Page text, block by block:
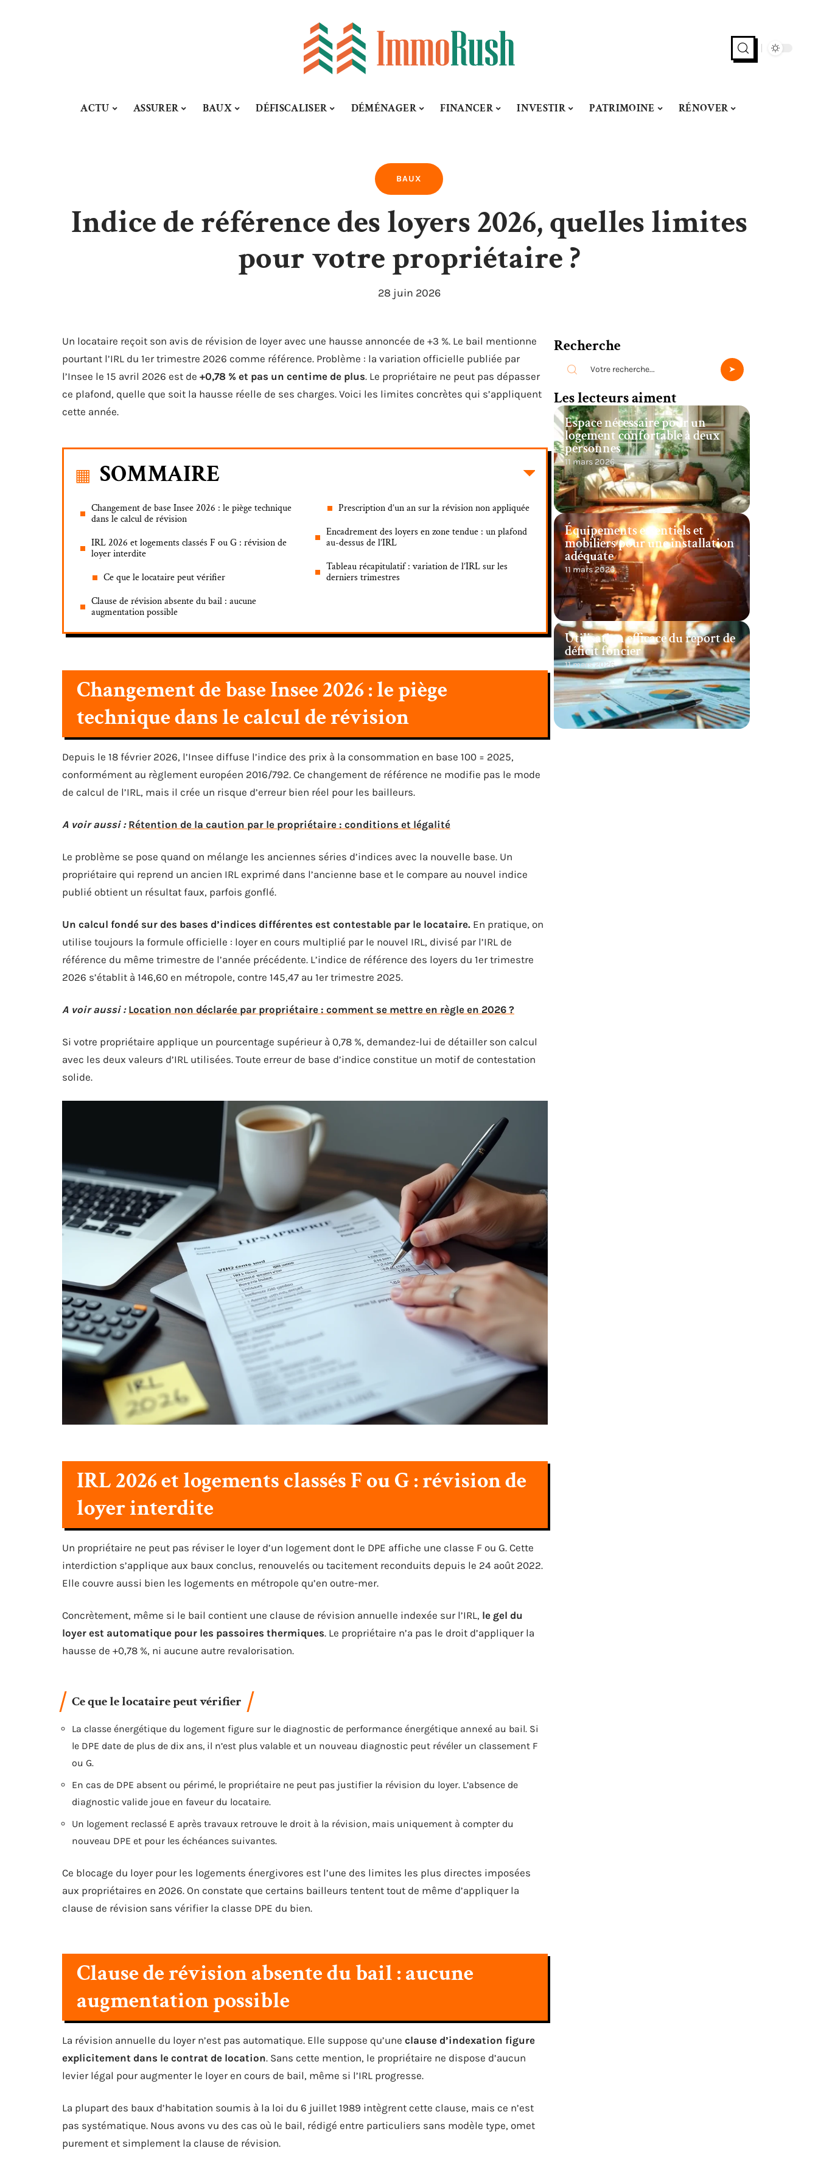
ACTU ASSURER BAUX DÉFISCALISER DÉMÉNAGER FINANCER INVESTIR PATRIMOINE RÉNOVER
BAUX
Indice de référence des loyers 2026, quelles limites
pour votre propriétaire ?
28 juin 2026
Un locataire reçoit son avis de révision de loyer avec une hausse annoncée de +3 %. Le bail mentionne
pourtant l’IRL du 1er trimestre 2026 comme référence. Problème : la variation officielle publiée par
l’Insee le 15 avril 2026 est de +0,78 % et pas un centime de plus. Le propriétaire ne peut pas dépasser
ce plafond, quelle que soit la hausse réelle de ses charges. Voici les limites concrètes qui s’appliquent
cette année.
SOMMAIRE
Changement de base Insee 2026 : le piège technique
dans le calcul de révision
IRL 2026 et logements classés F ou G : révision de
loyer interdite
Ce que le locataire peut vérifier
Clause de révision absente du bail : aucune
augmentation possible
Prescription d’un an sur la révision non appliquée
Encadrement des loyers en zone tendue : un plafond
au-dessus de l’IRL
Tableau récapitulatif : variation de l’IRL sur les
derniers trimestres
Changement de base Insee 2026 : le piège
technique dans le calcul de révision
Depuis le 18 février 2026, l’Insee diffuse l’indice des prix à la consommation en base 100 = 2025,
conformément au règlement européen 2016/792. Ce changement de référence ne modifie pas le mode
de calcul de l’IRL, mais il crée un risque d’erreur bien réel pour les bailleurs.
A voir aussi : Rétention de la caution par le propriétaire : conditions et légalité
Le problème se pose quand on mélange les anciennes séries d’indices avec la nouvelle base. Un
propriétaire qui reprend un ancien IRL exprimé dans l’ancienne base et le compare au nouvel indice
publié obtient un résultat faux, parfois gonflé.
Un calcul fondé sur des bases d’indices différentes est contestable par le locataire. En pratique, on
utilise toujours la formule officielle : loyer en cours multiplié par le nouvel IRL, divisé par l’IRL de
référence du même trimestre de l’année précédente. L’indice de référence des loyers du 1er trimestre
2026 s’établit à 146,60 en métropole, contre 145,47 au 1er trimestre 2025.
A voir aussi : Location non déclarée par propriétaire : comment se mettre en règle en 2026 ?
Si votre propriétaire applique un pourcentage supérieur à 0,78 %, demandez-lui de détailler son calcul
avec les deux valeurs d’IRL utilisées. Toute erreur de base d’indice constitue un motif de contestation
solide.
IRL 2026 et logements classés F ou G : révision de
loyer interdite
Un propriétaire ne peut pas réviser le loyer d’un logement dont le DPE affiche une classe F ou G. Cette
interdiction s’applique aux baux conclus, renouvelés ou tacitement reconduits depuis le 24 août 2022.
Elle couvre aussi bien les logements en métropole qu’en outre-mer.
Concrètement, même si le bail contient une clause de révision annuelle indexée sur l’IRL, le gel du
loyer est automatique pour les passoires thermiques. Le propriétaire n’a pas le droit d’appliquer la
hausse de +0,78 %, ni aucune autre revalorisation.
Ce que le locataire peut vérifier
La classe énergétique du logement figure sur le diagnostic de performance énergétique annexé au bail. Si
le DPE date de plus de dix ans, il n’est plus valable et un nouveau diagnostic peut révéler un classement F
ou G.
En cas de DPE absent ou périmé, le propriétaire ne peut pas justifier la révision du loyer. L’absence de
diagnostic valide joue en faveur du locataire.
Un logement reclassé E après travaux retrouve le droit à la révision, mais uniquement à compter du
nouveau DPE et pour les échéances suivantes.
Ce blocage du loyer pour les logements énergivores est l’une des limites les plus directes imposées
aux propriétaires en 2026. On constate que certains bailleurs tentent tout de même d’appliquer la
clause de révision sans vérifier la classe DPE du bien.
Clause de révision absente du bail : aucune
augmentation possible
La révision annuelle du loyer n’est pas automatique. Elle suppose qu’une clause d’indexation figure
explicitement dans le contrat de location. Sans cette mention, le propriétaire ne dispose d’aucun
levier légal pour augmenter le loyer en cours de bail, même si l’IRL progresse.
La plupart des baux d’habitation soumis à la loi du 6 juillet 1989 intègrent cette clause, mais ce n’est
pas systématique. Nous avons vu des cas où le bail, rédigé entre particuliers sans modèle type, omet
purement et simplement la clause de révision.
Recherche
Les lecteurs aiment
Espace nécessaire pour un
logement confortable à deux
personnes
11 mars 2026
Équipements essentiels et
mobiliers pour une installation
adéquate
11 mars 2026
Utilisation efficace du report de
déficit foncier
11 mars 2026